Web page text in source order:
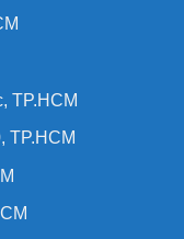
TP.HCM
TP.HCM